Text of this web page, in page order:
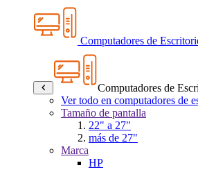
Computadores de
Computadores de
Ver todo en computadores de
Tamaño de pantalla
22" a 27"
más de 27"
Marca
HP